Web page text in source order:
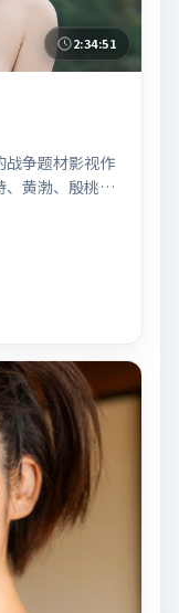
2:34:51
战争题材影视作
黄渤、殷桃等
映。影片围绕
头语言克制而
；配乐与场面
供解读的细节
的观众观看与